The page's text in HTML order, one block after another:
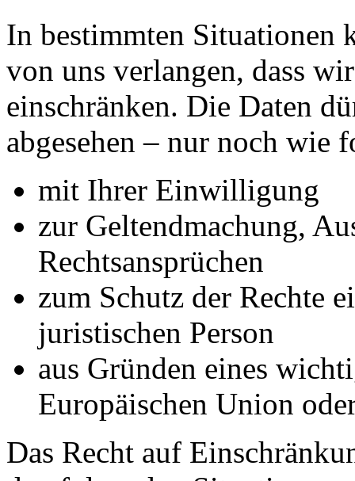
In bestimmten Situationen
von uns verlangen, dass
einschränken. Die Daten
abgesehen – nur noch wie
mit Ihrer Einwilligung
zur Geltendmachung,
Rechtsansprüchen
zum Schutz der Rechte
juristischen Person
aus Gründen eines
Europäischen Union
Das Recht auf